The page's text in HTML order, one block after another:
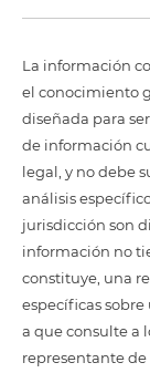
La información
el conocimiento
diseñada para
de información
legal, y no debe
análisis
jurisdicción son
información no
constituye, una
específicas
a que consulte a
representante de